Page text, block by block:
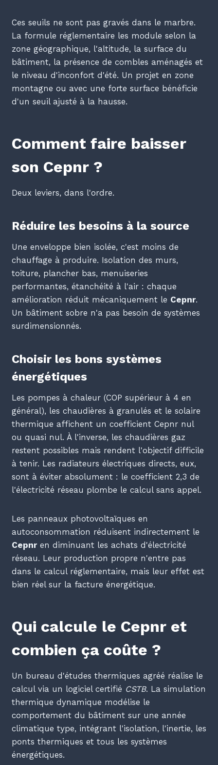
Ces seuils ne sont pas gravés dans le marbre.
La formule réglementaire les module selon la
zone géographique, l'altitude, la surface du
bâtiment, la présence de combles aménagés et
le niveau d'inconfort d'été. Un projet en zone
montagne ou avec une forte surface bénéficie
d'un seuil ajusté à la hausse.
Comment faire baisser
son Cepnr ?
Deux leviers, dans l'ordre.
Réduire les besoins à la source
Une enveloppe bien isolée, c'est moins de
chauffage à produire. Isolation des murs,
toiture, plancher bas, menuiseries
performantes, étanchéité à l'air : chaque
amélioration réduit mécaniquement le Cepnr.
Un bâtiment sobre n'a pas besoin de systèmes
surdimensionnés.
Choisir les bons systèmes
énergétiques
Les pompes à chaleur (COP supérieur à 4 en
général), les chaudières à granulés et le solaire
thermique affichent un coefficient Cepnr nul
ou quasi nul. À l'inverse, les chaudières gaz
restent possibles mais rendent l'objectif difficile
à tenir. Les radiateurs électriques directs, eux,
sont à éviter absolument : le coefficient 2,3 de
l'électricité réseau plombe le calcul sans appel.
Les panneaux photovoltaïques en
autoconsommation réduisent indirectement le
Cepnr en diminuant les achats d'électricité
réseau. Leur production propre n'entre pas
dans le calcul réglementaire, mais leur effet est
bien réel sur la facture énergétique.
Qui calcule le Cepnr et
combien ça coûte ?
Un bureau d'études thermiques agréé réalise le
calcul via un logiciel certifié CSTB. La simulation
thermique dynamique modélise le
comportement du bâtiment sur une année
climatique type, intégrant l'isolation, l'inertie, les
ponts thermiques et tous les systèmes
énergétiques.